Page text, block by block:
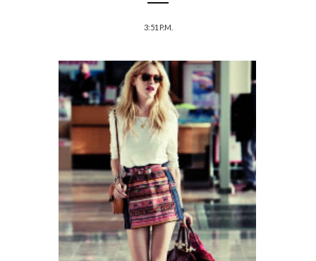
3:51 P.M.